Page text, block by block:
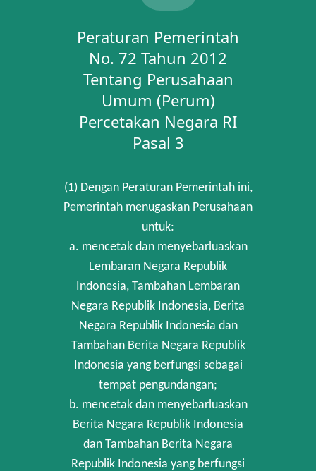
Peraturan Pemerintah
No. 72 Tahun 2012
Tentang Perusahaan
Umum (Perum)
Percetakan Negara RI
Pasal 3
(1) Dengan Peraturan Pemerintah ini,
Pemerintah menugaskan Perusahaan
untuk:
a. mencetak dan menyebarluaskan
Lembaran Negara Republik
Indonesia, Tambahan Lembaran
Negara Republik Indonesia, Berita
Negara Republik Indonesia dan
Tambahan Berita Negara Republik
Indonesia yang berfungsi sebagai
tempat pengundangan;
b. mencetak dan menyebarluaskan
Berita Negara Republik Indonesia
dan Tambahan Berita Negara
Republik Indonesia yang berfungsi